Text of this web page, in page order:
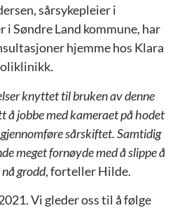
sårsykepleier i
Søndre Land kommune, har
hjemme hos Klara
knyttet til bruken av denne
å jobbe med kameraet på hodet
sårskiftet. Samtidig
meget fornøyde med å slippe å
grodd, forteller Hilde.
Vi gleder oss til å følge